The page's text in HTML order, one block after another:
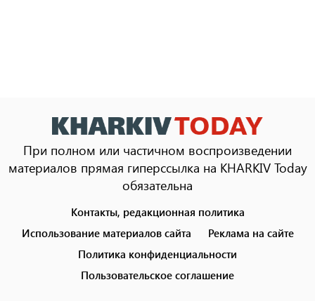
При полном или частичном воспроизведении
материалов прямая гиперссылка на KHARKIV Today
обязательна
menu
Контакты, редакционная политика
Использование материалов сайта
Реклама на сайте
Политика конфиденциальности
Пользовательское соглашение